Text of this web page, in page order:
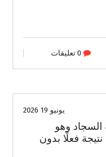
0 تعليقات
يونيو 19 2026
السجاد وهو
فعلًا بدون